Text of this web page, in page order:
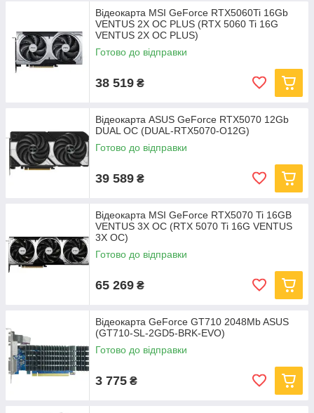
Відеокарта MSI GeForce RTX5060Ti 16Gb
VENTUS 2X OC PLUS (RTX 5060 Ti 16G
VENTUS 2X OC PLUS)
Готово до відправки
38 519 ₴
Відеокарта ASUS GeForce RTX5070 12Gb
DUAL OC (DUAL-RTX5070-O12G)
Готово до відправки
39 589 ₴
Відеокарта MSI GeForce RTX5070 Ti 16GB
VENTUS 3X OC (RTX 5070 Ti 16G VENTUS
3X OC)
Готово до відправки
65 269 ₴
Відеокарта GeForce GT710 2048Mb ASUS
(GT710-SL-2GD5-BRK-EVO)
Готово до відправки
3 775 ₴